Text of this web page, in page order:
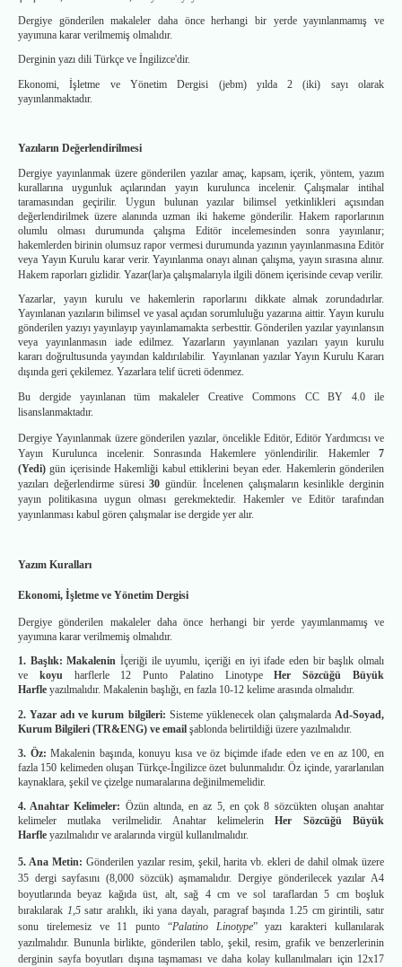
Dergiye gönderilen makaleler daha önce herhangi bir yerde yayınlanmamış ve
yayımına karar verilmemiş olmalıdır.
Derginin yazı dili Türkçe ve İngilizce'dir.
Ekonomi, İşletme ve Yönetim Dergisi (jebm) yılda 2 (iki) sayı olarak
yayınlanmaktadır.
Yazıların Değerlendirilmesi
Dergiye yayınlanmak üzere gönderilen yazılar amaç, kapsam, içerik, yöntem, yazım
kurallarına uygunluk açılarından yayın kurulunca incelenir. Çalışmalar intihal
taramasından geçirilir. Uygun bulunan yazılar bilimsel yetkinlikleri açısından
değerlendirilmek üzere alanında uzman iki hakeme gönderilir. Hakem raporlarının
olumlu olması durumunda çalışma Editör incelemesinden sonra yayınlanır;
hakemlerden birinin olumsuz rapor vermesi durumunda yazının yayınlanmasına Editör
veya Yayın Kurulu karar verir. Yayınlanma onayı alınan çalışma, yayın sırasına alınır.
Hakem raporları gizlidir. Yazar(lar)a çalışmalarıyla ilgili dönem içerisinde cevap verilir.
Yazarlar, yayın kurulu ve hakemlerin raporlarını dikkate almak zorundadırlar.
Yayınlanan yazıların bilimsel ve yasal açıdan sorumluluğu yazarına aittir. Yayın kurulu
gönderilen yazıyı yayınlayıp yayınlamamakta serbesttir. Gönderilen yazılar yayınlansın
veya yayınlanmasın iade edilmez. Yazarların yayınlanan yazıları yayın kurulu
kararı doğrultusunda yayından kaldırılabilir. Yayınlanan yazılar Yayın Kurulu Kararı
dışında geri çekilemez. Yazarlara telif ücreti ödenmez.
Bu dergide yayınlanan tüm makaleler Creative Commons CC BY 4.0 ile
lisanslanmaktadır.
Dergiye Yayınlanmak üzere gönderilen yazılar, öncelikle Editör, Editör Yardımcısı ve
Yayın Kurulunca incelenir. Sonrasında Hakemlere yönlendirilir. Hakemler 7
(Yedi) gün içerisinde Hakemliği kabul ettiklerini beyan eder. Hakemlerin gönderilen
yazıları değerlendirme süresi30 gündür. İncelenen çalışmaların kesinlikle derginin
yayın politikasına uygun olması gerekmektedir. Hakemler ve Editör tarafından
yayınlanması kabul gören çalışmalar ise dergide yer alır.
Yazım Kuralları
Ekonomi, İşletme ve Yönetim Dergisi
Dergiye gönderilen makaleler daha önce herhangi bir yerde yayımlanmamış ve
yayımına karar verilmemiş olmalıdır.
1. Başlık: Makaleninİçeriği ile uyumlu, içeriği en iyi ifade eden bir başlık olmalı
ve koyu harflerle 12 Punto Palatino LinotypeHer Sözcüğü Büyük
Harfle yazılmalıdır. Makalenin başlığı, en fazla 10-12 kelime arasında olmalıdır.
2. Yazar adı ve kurum bilgileri: Sisteme yüklenecek olan çalışmalarda Ad-Soyad,
Kurum Bilgileri (TR&ENG) ve email şablonda belirtildiği üzere yazılmalıdır.
3. Öz:Makalenin başında, konuyu kısa ve öz biçimde ifade eden ve en az 100, en
fazla 150 kelimeden oluşan Türkçe-İngilizce özet bulunmalıdır. Öz içinde, yararlanılan
kaynaklara, şekil ve çizelge numaralarına değinilmemelidir.
4. Anahtar Kelimeler: Özün altında, en az 5, en çok 8 sözcükten oluşan anahtar
kelimeler mutlaka verilmelidir. Anahtar kelimelerinHer Sözcüğü Büyük
Harfle yazılmalıdır ve aralarında virgül kullanılmalıdır.
5. Ana Metin: Gönderilen yazılar resim, şekil, harita vb. ekleri de dahil olmak üzere
35 dergi sayfasını (8,000 sözcük) aşmamalıdır. Dergiye gönderilecek yazılar A4
boyutlarında beyaz kağıda üst, alt, sağ 4 cm ve sol taraflardan 5 cm boşluk
bırakılarak 1,5 satır aralıklı, iki yana dayalı, paragraf başında 1.25 cm girintili, satır
sonu tirelemesiz ve 11 punto “Palatino Linotype” yazı karakteri kullanılarak
yazılmalıdır. Bununla birlikte, gönderilen tablo, şekil, resim, grafik ve benzerlerinin
derginin sayfa boyutları dışına taşmaması ve daha kolay kullanılmaları için 12x17